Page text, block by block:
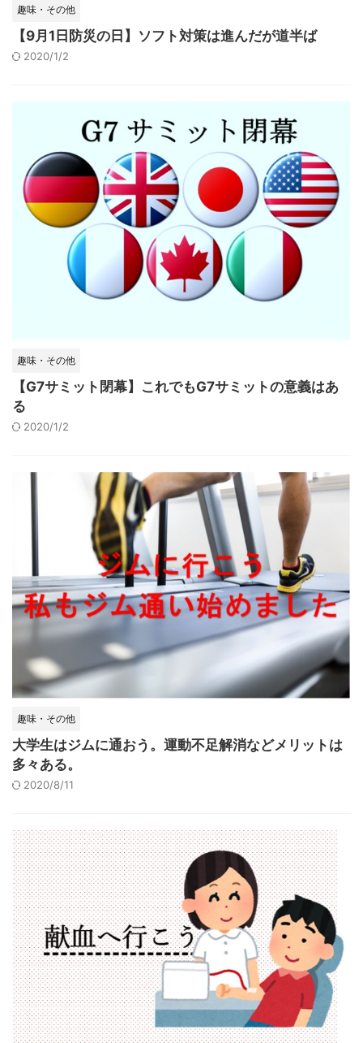
趣味・その他
【9月1日防災の日】ソフト対策は進んだが道半ば
2020/1/2
趣味・その他
【G7サミット閉幕】これでもG7サミットの意義はあ
る
2020/1/2
趣味・その他
大学生はジムに通おう。運動不足解消などメリットは
多々ある。
2020/8/11